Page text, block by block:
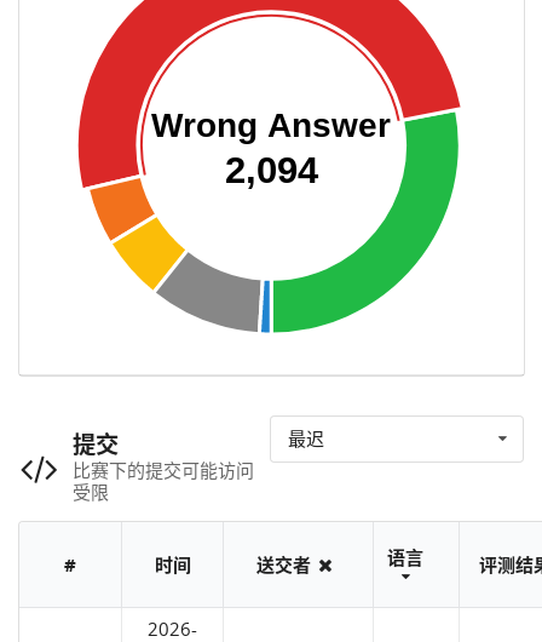
Wrong Answer
2,094
最迟
提交
比赛下的提交可能访问
受限
# 时间 送交者 语言 评测结
2026-